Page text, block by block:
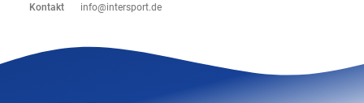
Kontakt
info@intersport.de